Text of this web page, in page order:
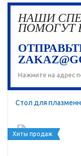
НАШИ
ПОМОГУТ
Нажмите на адрес
Стол для
Хиты продаж